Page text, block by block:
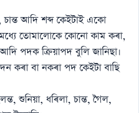
চান্ত আদি শব্দ কেইটাই একো
তোমালােকে কোনাে কাম কৰা,
আদি পদক ক্রিয়াপদ বুলি জানিছা।
কৰা বা নকৰা পদ কেইটা বাছি
শুনিয়া, ধৰিলা, চান্ত, গৈল,